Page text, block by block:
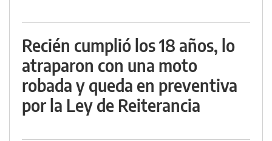
Recién cumplió los 18 años, lo
atraparon con una moto
robada y queda en preventiva
por la Ley de Reiterancia